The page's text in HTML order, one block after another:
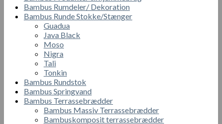
Bambus Rumdeler/ Dekoration
Bambus Runde Stokke/Stænger
Guadua
Java Black
Moso
Nigra
Tali
Tonkin
Bambus Rundstok
Bambus Springvand
Bambus Terrassebrædder
Bambus Massiv Terrassebrædder
Bambuskomposit terrassebrædder